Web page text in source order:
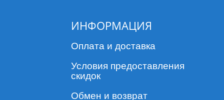
ИНФОРМАЦИЯ
Оплата и доставка
Условия предоставления
скидок
Обмен и возврат